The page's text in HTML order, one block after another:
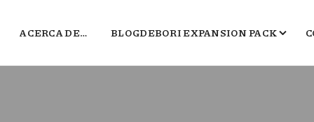
ACERCA DE… BLOGDEBORI EXPANSION PACK
JUEGOS DE BORI